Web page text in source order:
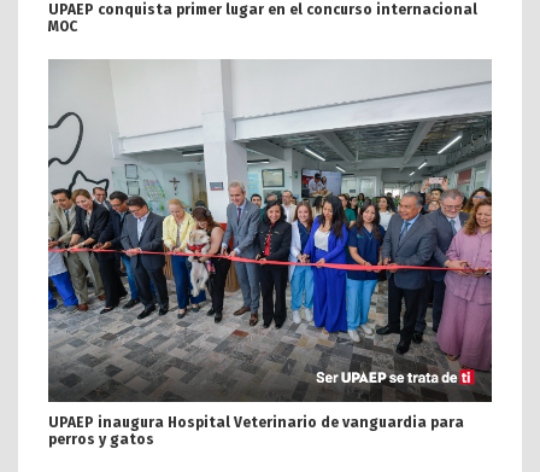
UPAEP conquista primer lugar en el concurso internacional
MOC
UPAEP inaugura Hospital Veterinario de vanguardia para
perros y gatos